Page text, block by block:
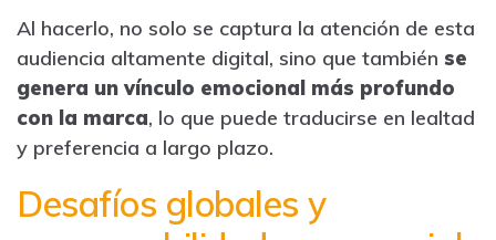
Al hacerlo, no solo se captura la atención de esta
audiencia altamente digital, sino que también se
genera un vínculo emocional más profundo
con la marca, lo que puede traducirse en lealtad
y preferencia a largo plazo.
Desafíos globales y